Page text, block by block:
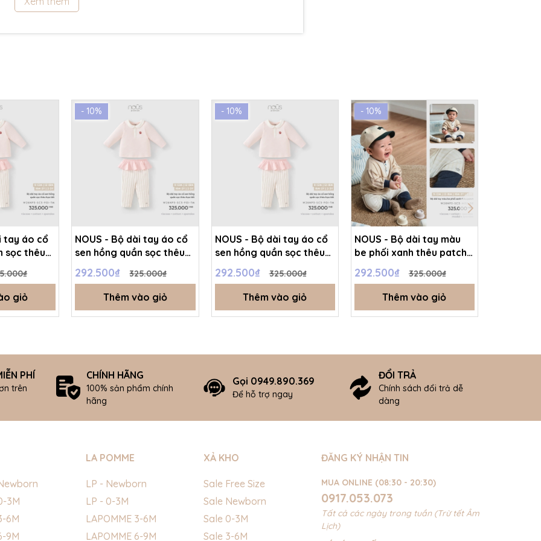
tay áo cổ
sọc thêu
giỏ
- 10%
NOUS - Bộ dài tay áo cổ
sen hồng quần sọc thêu
SS26.T8A
292.500₫ 325.000₫
Thêm vào giỏ
- 10%
NOUS - Bộ dài tay áo cổ
sen hồng quần sọc thêu
SS26.T8A
292.500₫ 325.000₫
Thêm vào giỏ
- 10%
NOUS - Bộ dài tay màu
be phối xanh thêu patch -
292.500₫ 325.000₫
Thêm vào giỏ
PHÍ
trên
CHÍNH HÃNG
100% sản phẩm chính
hãng
Gọi 0949.890.369
Để hỗ trợ ngay
ĐỔI TRẢ
Chính sách đổi trả dễ
dàng
3M
6M
9M
LA POMME
LP - Newborn
LP - 0-3M
LAPOMME 3-6M
LAPOMME 6-9M
XẢ KHO
Sale Free Size
Sale Newborn
Sale 0-3M
Sale 3-6M
ĐĂNG KÝ NHẬN TIN
MUA ONLINE (08:30 - 20:30)
0917.053.073
Tất cả các ngày trong tuần (Trừ tết Âm
Lịch)